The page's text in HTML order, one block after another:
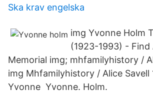
Ska krav engelska
img Yvonne Holm
(1923-1993) - Find
Memorial img; mhfamilyhistory /
img Mhfamilyhistory / Alice Savell
Yvonne Yvonne. Holm.